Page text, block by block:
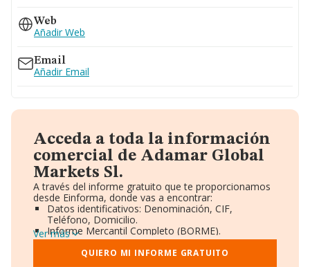
Web
Añadir Web
Email
Añadir Email
Acceda a toda la información
comercial de Adamar Global
Markets Sl.
A través del informe gratuito que te proporcionamos
desde Einforma, donde vas a encontrar:
Datos identificativos: Denominación, CIF,
Teléfono, Domicilio.
Informe Mercantil Completo (BORME).
Gráficos de Evolución Ventas y Empleados.
Consejo de Administración y Administradores.
Directivos y Ejecutivos.
Ver más
QUIERO MI INFORME GRATUITO